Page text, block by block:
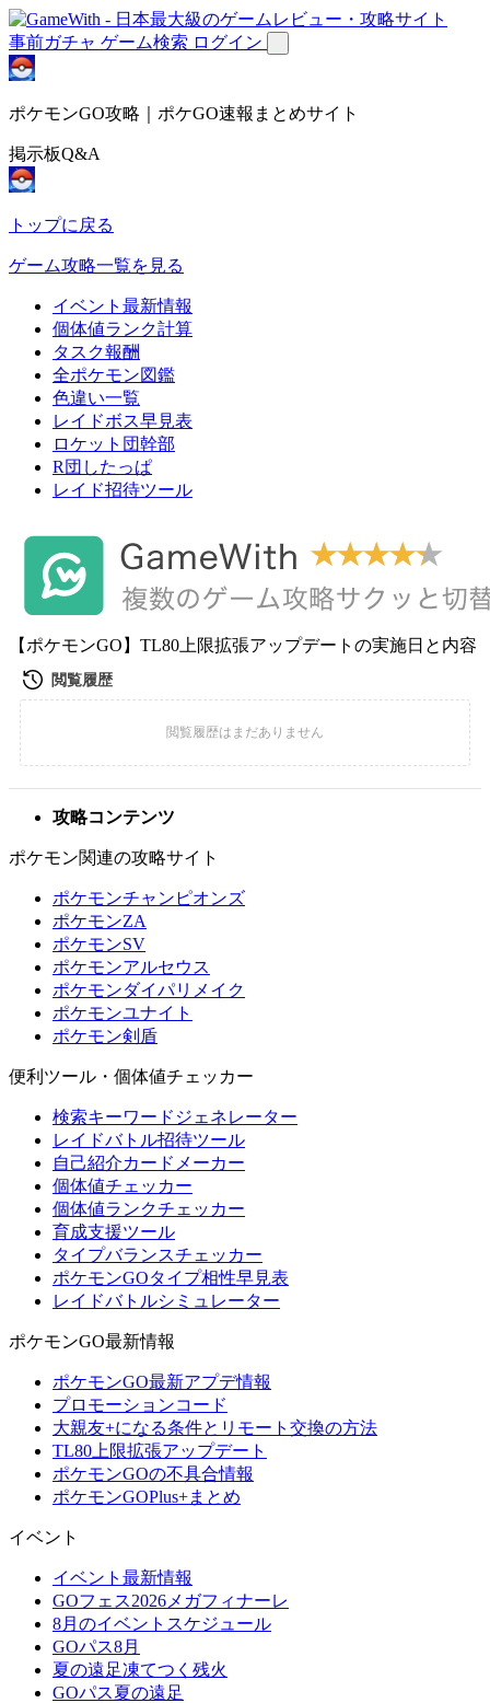
事前ガチャ ゲーム検索 ログイン
ポケモンGO攻略｜ポケGO速報まとめサイト
掲示板Q&A
トップに戻る
ゲーム攻略一覧を見る
イベント最新情報
個体値ランク計算
タスク報酬
全ポケモン図鑑
色違い一覧
レイドボス早見表
ロケット団幹部
R団したっぱ
レイド招待ツール
【ポケモンGO】TL80上限拡張アップデートの実施日と内容
攻略コンテンツ
ポケモン関連の攻略サイト
ポケモンチャンピオンズ
ポケモンZA
ポケモンSV
ポケモンアルセウス
ポケモンダイパリメイク
ポケモンユナイト
ポケモン剣盾
便利ツール・個体値チェッカー
検索キーワードジェネレーター
レイドバトル招待ツール
自己紹介カードメーカー
個体値チェッカー
個体値ランクチェッカー
育成支援ツール
タイプバランスチェッカー
ポケモンGOタイプ相性早見表
レイドバトルシミュレーター
ポケモンGO最新情報
ポケモンGO最新アプデ情報
プロモーションコード
大親友+になる条件とリモート交換の方法
TL80上限拡張アップデート
ポケモンGOの不具合情報
ポケモンGOPlus+まとめ
イベント
イベント最新情報
GOフェス2026メガフィナーレ
8月のイベントスケジュール
GOパス8月
夏の遠足凍てつく残火
GOパス夏の遠足